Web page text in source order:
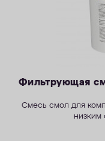
Фильтрующая
Смесь смол для
низким